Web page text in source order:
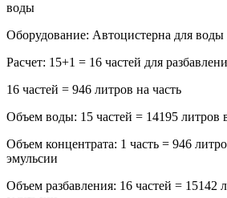
воды
Оборудование: Автоцистерна для воды
Расчет: 15+1 = 16 частей для
16 частей = 946 литров на часть
Объем воды: 15 частей = 14195 литров
Объем концентрата: 1 часть = 946
эмульсии
Объем разбавления: 16 частей = 15142